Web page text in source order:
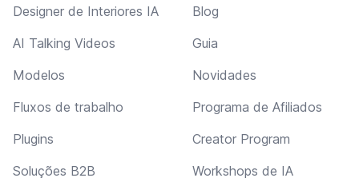
Designer de Interiores IA
AI Talking Videos
Modelos
Fluxos de trabalho
Plugins
Soluções B2B
Blog
Guia
Novidades
Programa de Afiliados
Creator Program
Workshops de IA